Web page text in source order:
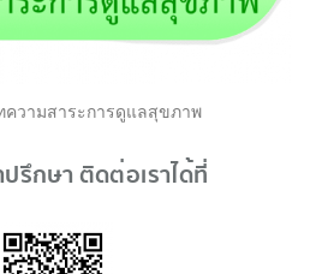
ความสาระการดูแลสุขภาพ
รึกษา ติดต่อเราได้ที่